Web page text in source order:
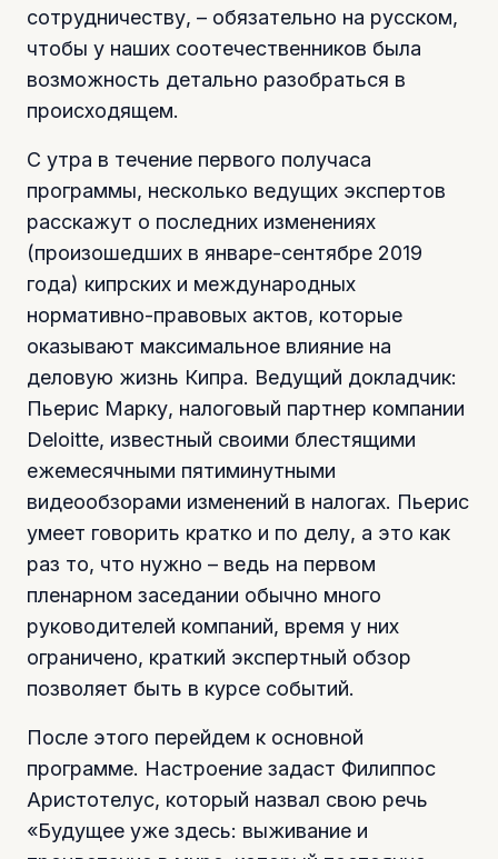
сотрудничеству, – обязательно на русском,
чтобы у наших соотечественников была
возможность детально разобраться в
происходящем.
С утра в течение первого получаса
программы, несколько ведущих экспертов
расскажут о последних изменениях
(произошедших в январе-сентябре 2019
года) кипрских и международных
нормативно-правовых актов, которые
оказывают максимальное влияние на
деловую жизнь Кипра. Ведущий докладчик:
Пьерис Марку, налоговый партнер компании
Deloitte, известный своими блестящими
ежемесячными пятиминутными
видеообзорами изменений в налогах. Пьерис
умеет говорить кратко и по делу, а это как
раз то, что нужно – ведь на первом
пленарном заседании обычно много
руководителей компаний, время у них
ограничено, краткий экспертный обзор
позволяет быть в курсе событий.
После этого перейдем к основной
программе. Настроение задаст Филиппос
Аристотелус, который назвал свою речь
«Будущее уже здесь: выживание и